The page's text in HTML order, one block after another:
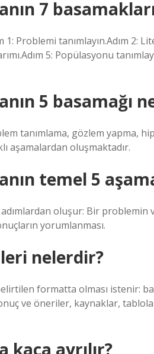
7
1: Problemi tanımlayın.Adım 2:
5: Popülasyonu
5 basamağı
tanımlama, gözlem yapma,
aşamalardan oluşmaktadır.
temel 5
oluşur: Bir problemin
yorumlanması.
nelerdir?
formatta olması istenir:
ve öneriler, kaynaklar,
kaça ayrılır?